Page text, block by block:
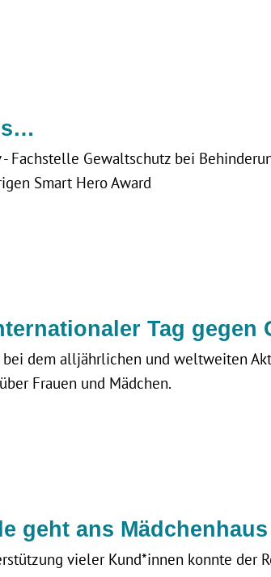
Fachstelle Gewaltschutz bei
Smart Hero Award
Tag gegen
dem alljährlichen und weltweiten
Frauen und Mädchen.
geht ans Mädchenhaus
vieler Kund*innen konnte der